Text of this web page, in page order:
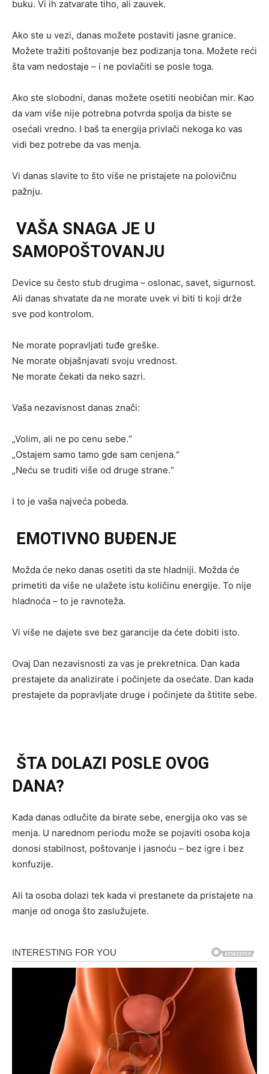
buku. Vi ih zatvarate tiho, ali zauvek.
Ako ste u vezi, danas možete postaviti jasne granice.
Možete tražiti poštovanje bez podizanja tona. Možete reći
šta vam nedostaje – i ne povlačiti se posle toga.
Ako ste slobodni, danas možete osetiti neobičan mir. Kao
da vam više nije potrebna potvrda spolja da biste se
osećali vredno. I baš ta energija privlači nekoga ko vas
vidi bez potrebe da vas menja.
Vi danas slavite to što više ne pristajete na polovičnu
pažnju.
VAŠA SNAGA JE U
SAMOPOŠTOVANJU
Device su često stub drugima – oslonac, savet, sigurnost.
Ali danas shvatate da ne morate uvek vi biti ti koji drže
sve pod kontrolom.
Ne morate popravljati tuđe greške.
Ne morate objašnjavati svoju vrednost.
Ne morate čekati da neko sazri.
Vaša nezavisnost danas znači:
„Volim, ali ne po cenu sebe.“
„Ostajem samo tamo gde sam cenjena.“
„Neću se truditi više od druge strane.“
I to je vaša najveća pobeda.
EMOTIVNO BUĐENJE
Možda će neko danas osetiti da ste hladniji. Možda će
primetiti da više ne ulažete istu količinu energije. To nije
hladnoća – to je ravnoteža.
Vi više ne dajete sve bez garancije da ćete dobiti isto.
Ovaj Dan nezavisnosti za vas je prekretnica. Dan kada
prestajete da analizirate i počinjete da osećate. Dan kada
prestajete da popravljate druge i počinjete da štitite sebe.
ŠTA DOLAZI POSLE OVOG
DANA?
Kada danas odlučite da birate sebe, energija oko vas se
menja. U narednom periodu može se pojaviti osoba koja
donosi stabilnost, poštovanje i jasnoću – bez igre i bez
konfuzije.
Ali ta osoba dolazi tek kada vi prestanete da pristajete na
manje od onoga što zaslužujete.